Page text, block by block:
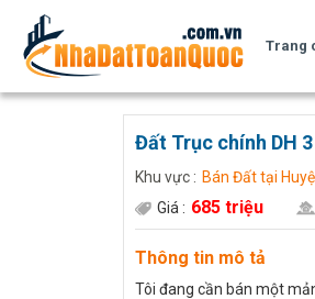
Trang
Đất Trục chính DH
Khu vực : Bán Đất tại
Giá : 685 triệu
Thông tin mô tả
Tôi đang cần bán một